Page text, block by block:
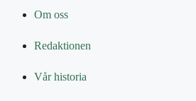
Om oss
Redaktionen
Vår historia